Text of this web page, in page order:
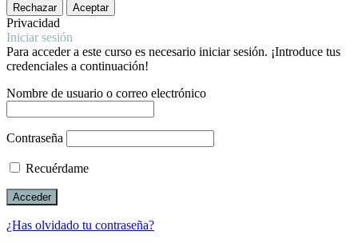
Rechazar Aceptar
Privacidad
Iniciar sesión
Para acceder a este curso es necesario iniciar sesión. ¡Introduce tus
credenciales a continuación!
Nombre de usuario o correo electrónico
Contraseña
Recuérdame
¿Has olvidado tu contraseña?